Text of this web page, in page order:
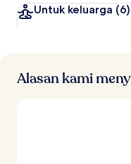
Untuk keluarga (6)
Alasan kami